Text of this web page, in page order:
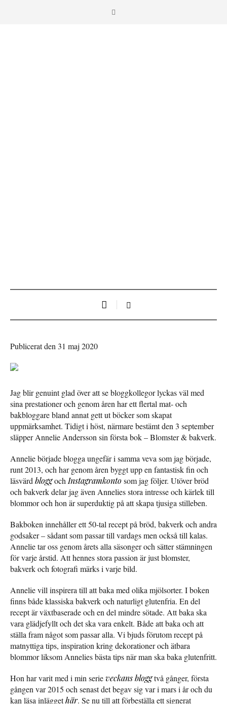
Publicerat den 31 maj 2020
Jag blir genuint glad över att se bloggkollegor lyckas väl med
sina prestationer och genom åren har ett flertal mat- och
bakbloggare bland annat gett ut böcker som skapat
uppmärksamhet. Tidigt i höst, närmare bestämt den 3 september
släpper Annelie Andersson sin första bok – Blomster & bakverk.
Annelie började blogga ungefär i samma veva som jag började,
runt 2013, och har genom åren byggt upp en fantastisk fin och
läsvärd bloggoch Instagramkontosom jag följer. Utöver bröd
och bakverk delar jag även Annelies stora intresse och kärlek till
blommor och hon är superduktig på att skapa tjusiga stilleben.
Bakboken innehåller ett 50-tal recept på bröd, bakverk och andra
godsaker – sådant som passar till vardags men också till kalas.
Annelie tar oss genom årets alla säsonger och sätter stämningen
för varje årstid. Att hennes stora passion är just blomster,
bakverk och fotografi märks i varje bild.
Annelie vill inspirera till att baka med olika mjölsorter. I boken
finns både klassiska bakverk och naturligt glutenfria. En del
recept är växtbaserade och en del mindre sötade. Att baka ska
vara glädjefyllt och det ska vara enkelt. Både att baka och att
ställa fram något som passar alla. Vi bjuds förutom recept på
matnyttiga tips, inspiration kring dekorationer och ätbara
blommor liksom Annelies bästa tips när man ska baka glutenfritt.
Hon har varit med i min serieveckans bloggtvå gånger, första
gången var 2015 och senast det begav sig var i mars i år och du
kan läsa inläggethär. Se nu till att förbeställa ett signerat